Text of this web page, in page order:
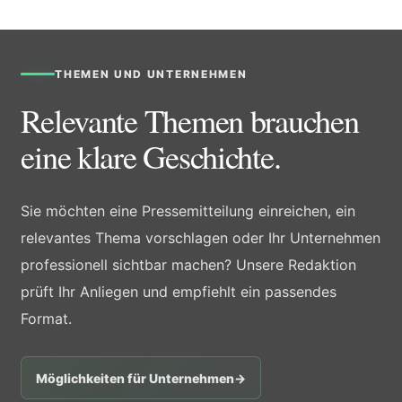
THEMEN UND UNTERNEHMEN
Relevante Themen brauchen
eine klare Geschichte.
Sie möchten eine Pressemitteilung einreichen, ein
relevantes Thema vorschlagen oder Ihr Unternehmen
professionell sichtbar machen? Unsere Redaktion
prüft Ihr Anliegen und empfiehlt ein passendes
Format.
Möglichkeiten für Unternehmen→